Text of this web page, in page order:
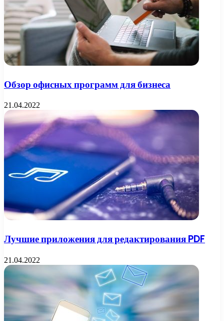
Обзор офисных программ для бизнеса
21.04.2022
Лучшие приложения для редактирования PDF
21.04.2022